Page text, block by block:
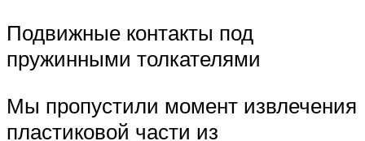
Подвижные контакты под
пружинными толкателями
Мы пропустили момент извлечения
пластиковой части из